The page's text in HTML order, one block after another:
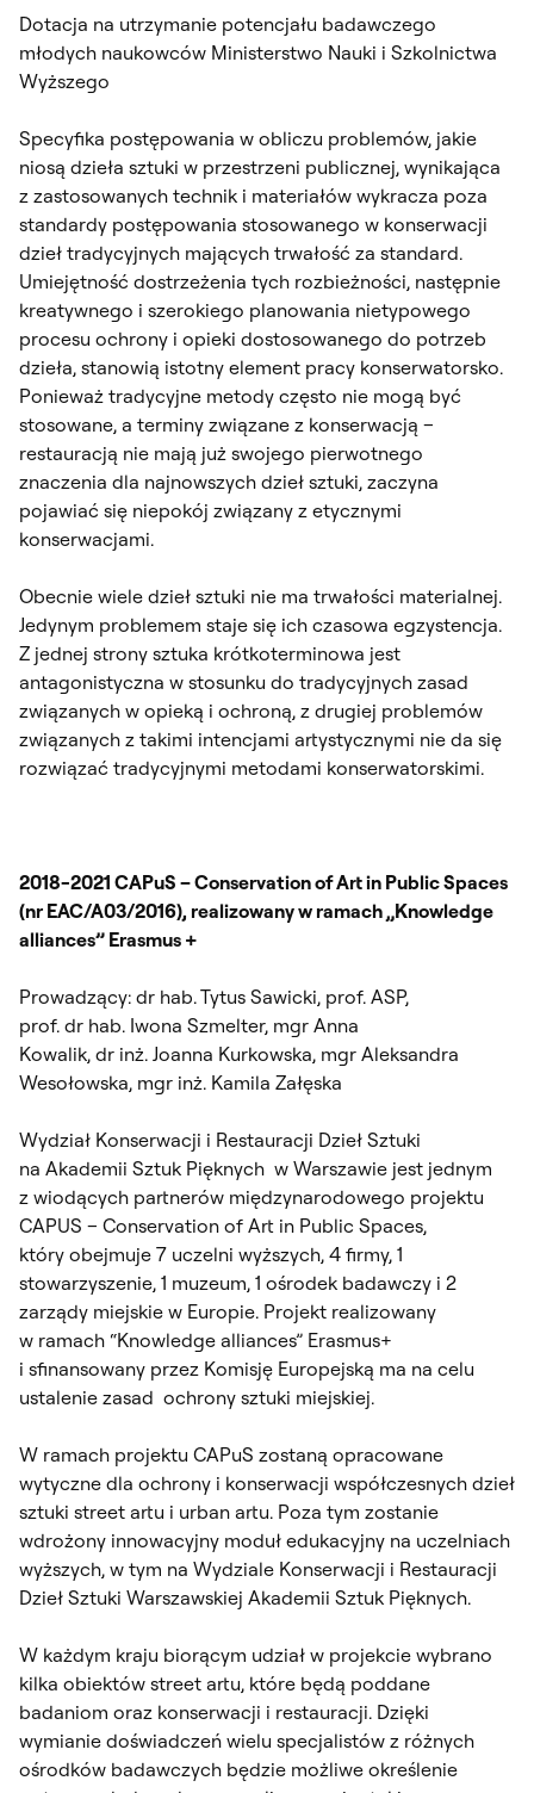
Dotacja na utrzymanie potencjału badawczego
młodych naukowców Ministerstwo Nauki i Szkolnictwa
Wyższego
Specyfika postępowania w obliczu problemów, jakie
niosą dzieła sztuki w przestrzeni publicznej, wynikająca
z zastosowanych technik i materiałów wykracza poza
standardy postępowania stosowanego w konserwacji
dzieł tradycyjnych mających trwałość za standard.
Umiejętność dostrzeżenia tych rozbieżności, następnie
kreatywnego i szerokiego planowania nietypowego
procesu ochrony i opieki dostosowanego do potrzeb
dzieła, stanowią istotny element pracy konserwatorsko.
Ponieważ tradycyjne metody często nie mogą być
stosowane, a terminy związane z konserwacją –
restauracją nie mają już swojego pierwotnego
znaczenia dla najnowszych dzieł sztuki, zaczyna
pojawiać się niepokój związany z etycznymi
konserwacjami.
Obecnie wiele dzieł sztuki nie ma trwałości materialnej.
Jedynym problemem staje się ich czasowa egzystencja.
Z jednej strony sztuka krótkoterminowa jest
antagonistyczna w stosunku do tradycyjnych zasad
związanych w opieką i ochroną, z drugiej problemów
związanych z takimi intencjami artystycznymi nie da się
rozwiązać tradycyjnymi metodami konserwatorskimi.
2018-2021 CAPuS – Conservation of Art in Public Spaces
(nr EAC/A03/2016), realizowany w ramach „Knowledge
alliances” Erasmus +
Prowadzący: dr hab. Tytus Sawicki, prof. ASP,
prof. dr hab. Iwona Szmelter, mgr Anna
Kowalik, dr inż. Joanna Kurkowska, mgr Aleksandra
Wesołowska, mgr inż. Kamila Załęska
Wydział Konserwacji i Restauracji Dzieł Sztuki
na Akademii Sztuk Pięknych w Warszawie jest jednym
z wiodących partnerów międzynarodowego projektu
CAPUS – Conservation of Art in Public Spaces,
który obejmuje 7 uczelni wyższych, 4 firmy, 1
stowarzyszenie, 1 muzeum, 1 ośrodek badawczy i 2
zarządy miejskie w Europie. Projekt realizowany
w ramach “Knowledge alliances” Erasmus+
i sfinansowany przez Komisję Europejską ma na celu
ustalenie zasad ochrony sztuki miejskiej.
W ramach projektu CAPuS zostaną opracowane
wytyczne dla ochrony i konserwacji współczesnych dzieł
sztuki street artu i urban artu. Poza tym zostanie
wdrożony innowacyjny moduł edukacyjny na uczelniach
wyższych, w tym na Wydziale Konserwacji i Restauracji
Dzieł Sztuki Warszawskiej Akademii Sztuk Pięknych.
W każdym kraju biorącym udział w projekcie wybrano
kilka obiektów street artu, które będą poddane
badaniom oraz konserwacji i restauracji. Dzięki
wymianie doświadczeń wielu specjalistów z różnych
ośrodków badawczych będzie możliwe określenie